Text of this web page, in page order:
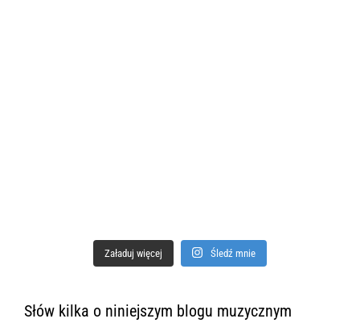
Załaduj więcej Śledź mnie
Słów kilka o niniejszym blogu muzycznym